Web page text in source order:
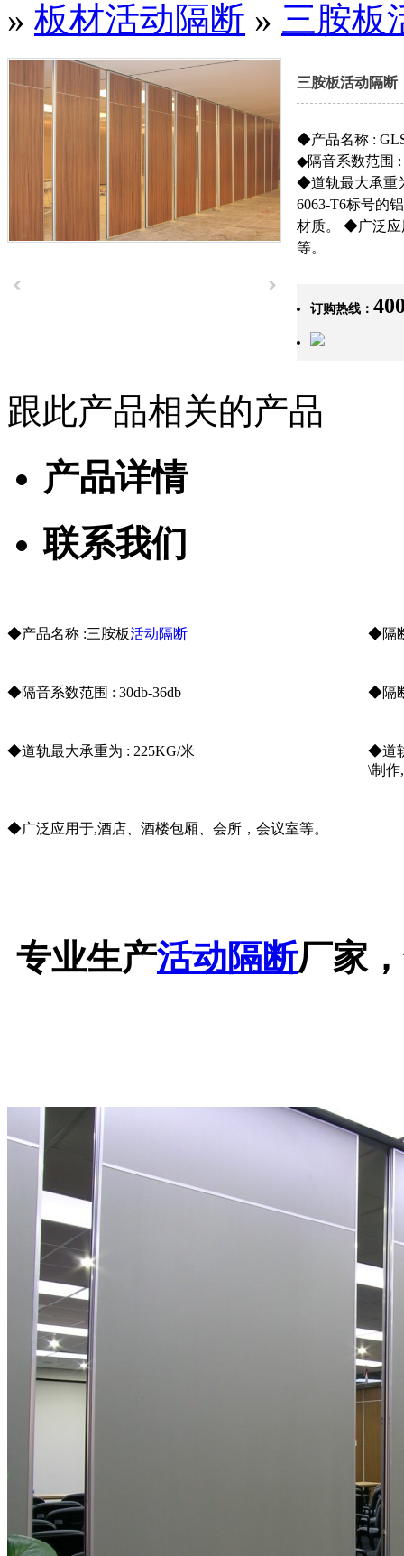
武汉美国百威啤酒厂
广东揭阳榕江大酒店
广东东莞新禧大酒店
» 板材活动隔断 » 三胺板
三胺板活动隔断
◆产品名称 :
◆隔音系数范围 :
◆道轨最大承重
6063-T6标号的
材质。 ◆广泛应
等。
订购热线：
跟此产品相关的产品
产品详情
联系我们
◆产品名称 :三胺板活动隔断 ◆隔
◆隔音系数范围 : 30db-36db ◆隔
◆道轨最大承重为 : 225KG/米
◆道
\制作
◆广泛应用于,酒店、酒楼包厢、会所，会议室等。
专业生产活动隔断厂家